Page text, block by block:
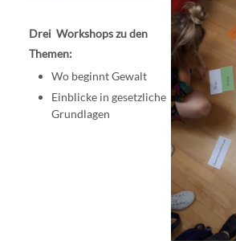
Drei Workshops zu den
Themen:
Wo beginnt Gewalt
Einblicke in gesetzliche
Grundlagen